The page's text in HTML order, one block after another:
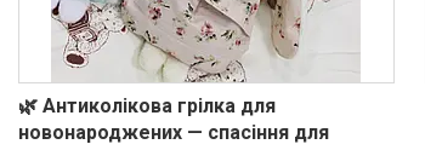
🌿 Антиколікова грілка для
новонароджених — спасіння для